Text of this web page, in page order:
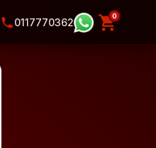
phone0117770362 shopping_cart
0